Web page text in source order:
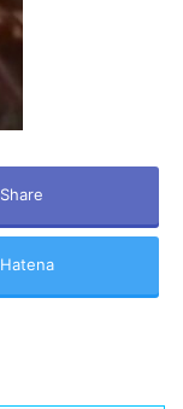
Share
Hatena